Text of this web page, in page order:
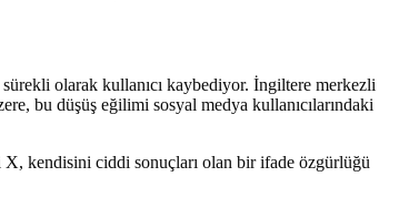
olarak kullanıcı kaybediyor. İngiltere merkezli
bu düşüş eğilimi sosyal medya kullanıcılarındaki
X, kendisini ciddi sonuçları olan bir ifade özgürlüğü